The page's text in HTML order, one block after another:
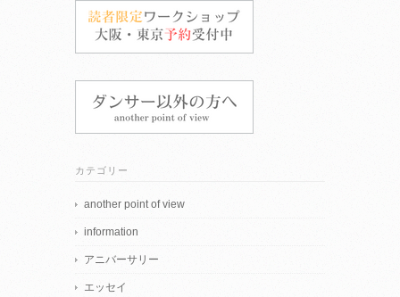
カテゴリー
another point of view
information
アニバーサリー
エッセイ